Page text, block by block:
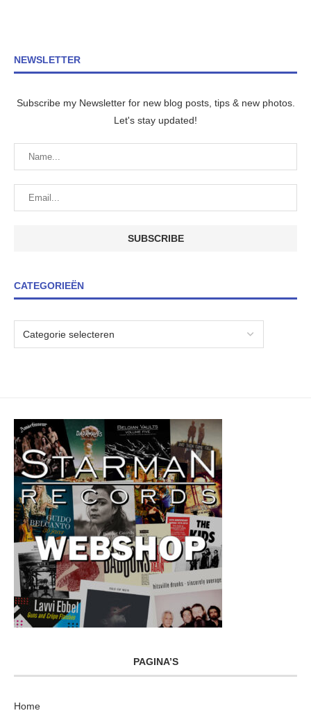
NEWSLETTER
Subscribe my Newsletter for new blog posts, tips & new photos.
Let's stay updated!
CATEGORIEËN
PAGINA’S
Home